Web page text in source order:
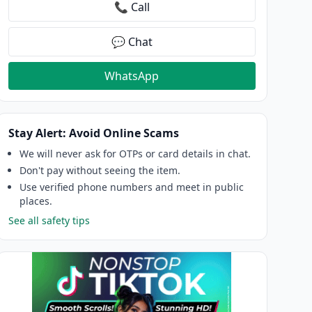
📞 Call
💬 Chat
WhatsApp
Stay Alert: Avoid Online Scams
We will never ask for OTPs or card details in chat.
Don't pay without seeing the item.
Use verified phone numbers and meet in public
places.
See all safety tips